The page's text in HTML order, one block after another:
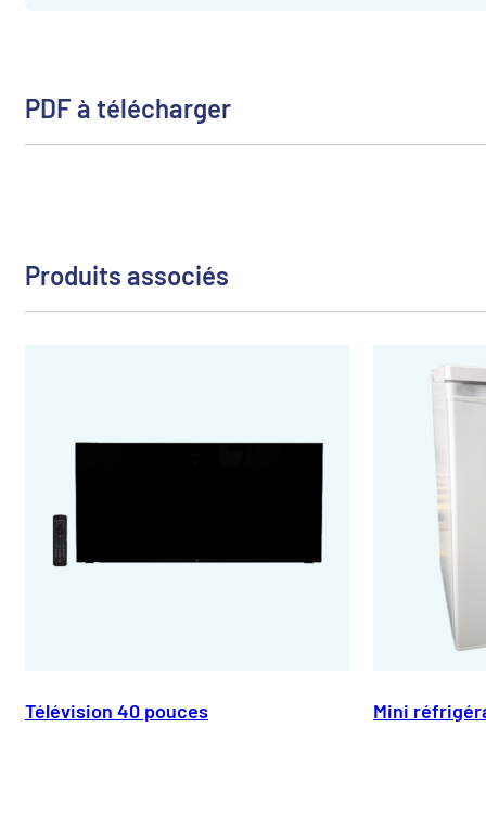
PDF à télécharger
Produits associés
Télévision 40 pouces Mini